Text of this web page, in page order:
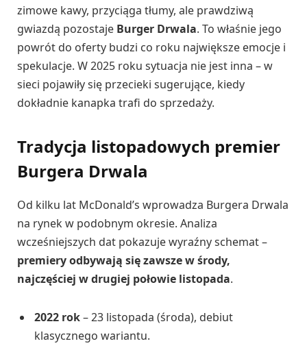
zimowe kawy, przyciąga tłumy, ale prawdziwą
gwiazdą pozostaje Burger Drwala. To właśnie jego
powrót do oferty budzi co roku największe emocje i
spekulacje. W 2025 roku sytuacja nie jest inna – w
sieci pojawiły się przecieki sugerujące, kiedy
dokładnie kanapka trafi do sprzedaży.
Tradycja listopadowych premier
Burgera Drwala
Od kilku lat McDonald’s wprowadza Burgera Drwala
na rynek w podobnym okresie. Analiza
wcześniejszych dat pokazuje wyraźny schemat –
premiery odbywają się zawsze w środy,
najczęściej w drugiej połowie listopada.
2022 rok– 23 listopada (środa), debiut
klasycznego wariantu.